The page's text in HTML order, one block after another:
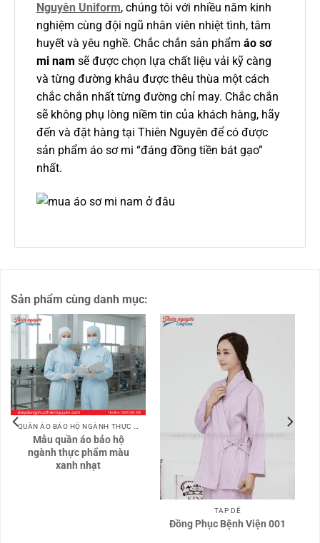
Nguyên Uniform, chúng tôi với nhiều năm kinh
nghiệm cùng đội ngũ nhân viên nhiệt tình, tâm
huyết và yêu nghề. Chắc chắn sản phẩm áo sơ
mi nam sẽ được chọn lựa chất liệu vải kỹ càng
và từng đường khâu được thêu thùa một cách
chắc chắn nhất từng đường chỉ may. Chắc chắn
sẽ không phụ lòng niềm tin của khách hàng, hãy
đến và đặt hàng tại Thiên Nguyên để có được
sản phẩm áo sơ mi “đáng đồng tiền bát gạo”
nhất.
Sản phẩm cùng danh mục:
QUẦN ÁO BẢO HỘ NGÀNH THỰC PHẨM
Mẫu quần áo bảo hộ
ngành thực phẩm màu
xanh nhạt
TẠP DỀ
Đồng Phục Bệnh Viện 001